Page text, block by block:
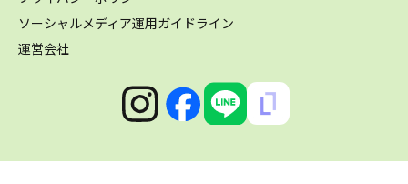
ソーシャルメディア運用ガイドライン
運営会社